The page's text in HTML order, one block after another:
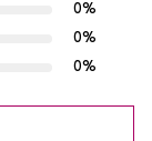
0%
0%
0%